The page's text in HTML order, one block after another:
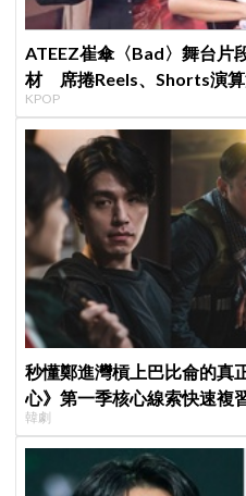
ATEEZ崔傘〈Bad〉舞台片
材 席捲Reels、Shorts演
KPOP
秒懂鄭進灣槓上巴比侖的真
心》第一季核心線索快速複
韓劇